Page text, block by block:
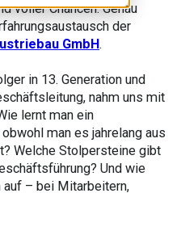
voller Chancen. Genau
der
GmbH.
in 13. Generation und
nahm uns mit
lernt man ein
man es jahrelang aus
Welche Stolpersteine gibt
Und wie
auf – bei Mitarbeitern,